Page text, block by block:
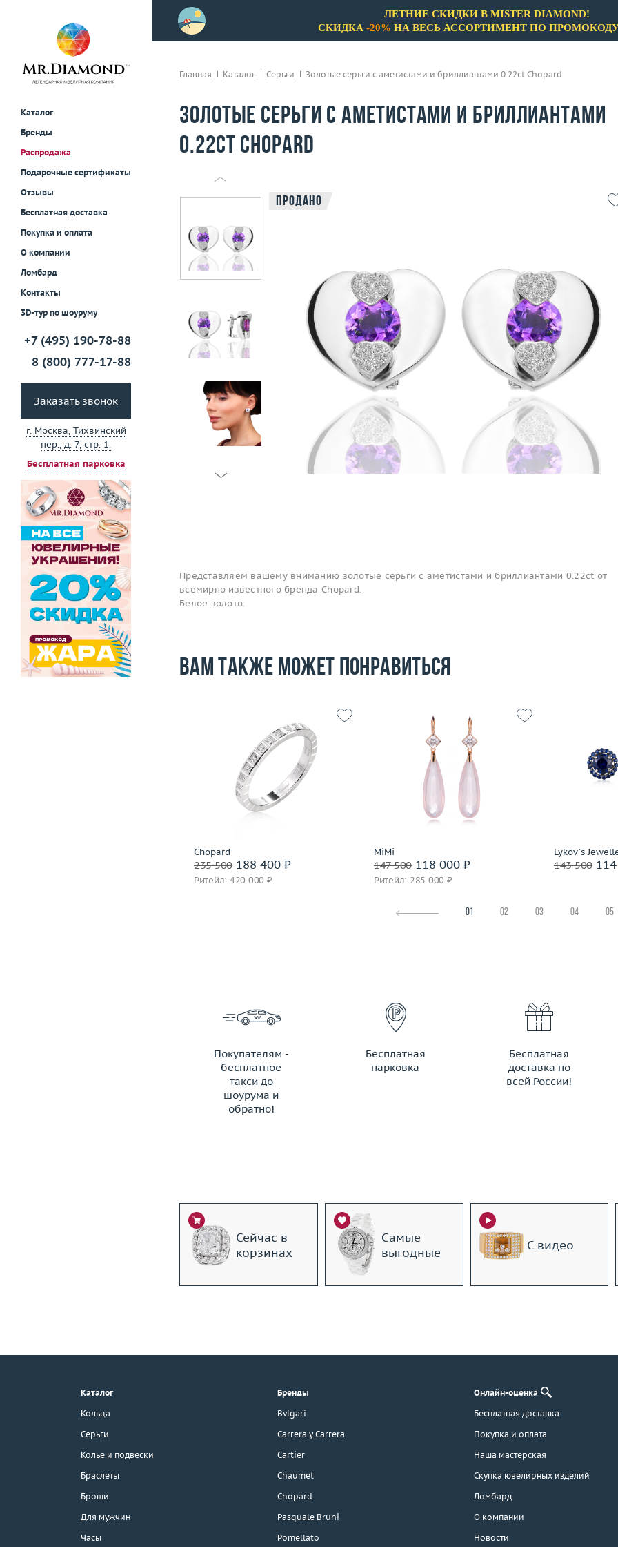
Каталог
Бренды
Распродажа
Подарочные сертификаты
Отзывы
Бесплатная доставка
Покупка и оплата
О компании
Ломбард
Контакты
3D-тур по шоуруму
+7 (495) 190-78-88
8 (800) 777-17-88
Заказать звонок
г. Москва, Тихвинский
пер., д. 7, стр. 1.
Бесплатная парковка
г. Москва, Тихвинский пер., д. 7,
3D-тур по шоуруму
примерки!
ЛЕТНИЕ СКИДКИ В MISTER DIAMOND!
СКИДКА -20% НА ВЕСЬ АССОРТИМЕНТ ПО
Главная Каталог Серьги Золотые серьги с аметистами и бриллиантами 0.22ct Chopard
Золотые серьги с аметистами и бриллиантами
0.22ct Chopard
Продано
Представляем вашему вниманию золотые серьги с аметистами и бриллиантами 0.22ct от
всемирно известного бренда Chopard.
Белое золото.
Вам также может понравиться
Chopard
235 500188 400 ₽
Ритейл: 420 000 ₽
Материал
золото 750 пробы
MiMi
147 500118 000 ₽
Ритейл: 285 000 ₽
золото 750 пробы
Подробнее
Lykov`s
143 500114
Материал
01 02 03 04 05
Покупателям -
бесплатное
такси до
шоурума и
обратно!
ЗАКАЗАТЬ ТАКСИ
Бесплатная
парковка
Бесплатная
доставка по
всей России!
Сейчас в
корзинах
Самые
выгодные
С видео
Каталог
Кольца
Серьги
Колье и подвески
Браслеты
Броши
Для мужчин
Часы
Бренды
Bvlgari
Carrera y Carrera
Cartier
Chaumet
Chopard
Pasquale Bruni
Pomellato
Онлайн-оценка
Бесплатная доставка
Покупка и оплата
Наша мастерская
Скупка ювелирных изделий
Ломбард
О компании
Новости